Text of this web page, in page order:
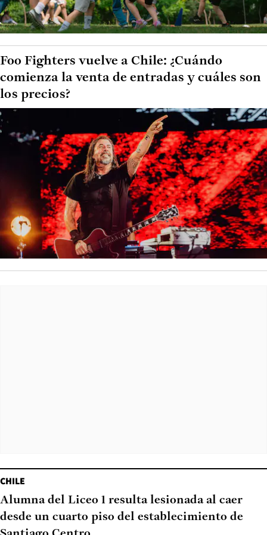
Foo Fighters vuelve a Chile: ¿Cuándo
comienza la venta de entradas y cuáles son
los precios?
CHILE
Alumna del Liceo 1 resulta lesionada al caer
desde un cuarto piso del establecimiento de